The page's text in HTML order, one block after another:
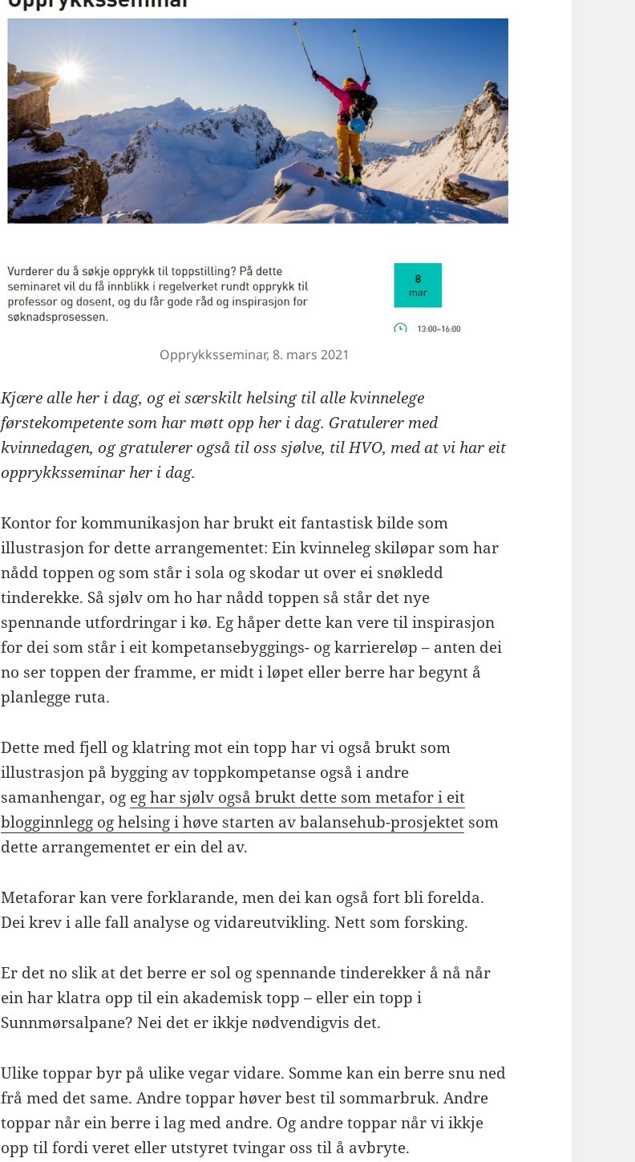
Opprykksseminar, 8. mars 2021
Kjære alle her i dag, og ei særskilt helsing til alle kvinnelege
førstekompetente som har møtt opp her i dag. Gratulerer med
kvinnedagen, og gratulerer også til oss sjølve, til HVO, med at vi har eit
opprykksseminar her i dag.
Kontor for kommunikasjon har brukt eit fantastisk bilde som
illustrasjon for dette arrangementet: Ein kvinneleg skiløpar som har
nådd toppen og som står i sola og skodar ut over ei snøkledd
tinderekke. Så sjølv om ho har nådd toppen så står det nye
spennande utfordringar i kø. Eg håper dette kan vere til inspirasjon
for dei som står i eit kompetansebyggings- og karriereløp – anten dei
no ser toppen der framme, er midt i løpet eller berre har begynt å
planlegge ruta.
Dette med fjell og klatring mot ein topp har vi også brukt som
illustrasjon på bygging av toppkompetanse også i andre
samanhengar, og eg har sjølv også brukt dette som metafor i eit
blogginnlegg og helsing i høve starten av balansehub-prosjektet som
dette arrangementet er ein del av.
Metaforar kan vere forklarande, men dei kan også fort bli forelda.
Dei krev i alle fall analyse og vidareutvikling. Nett som forsking.
Er det no slik at det berre er sol og spennande tinderekker å nå når
ein har klatra opp til ein akademisk topp – eller ein topp i
Sunnmørsalpane? Nei det er ikkje nødvendigvis det.
Ulike toppar byr på ulike vegar vidare. Somme kan ein berre snu ned
frå med det same. Andre toppar høver best til sommarbruk. Andre
toppar når ein berre i lag med andre. Og andre toppar når vi ikkje
opp til fordi veret eller utstyret tvingar oss til å avbryte.